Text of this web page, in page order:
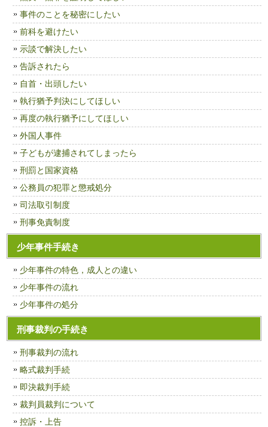
事件のことを秘密にしたい
前科を避けたい
示談で解決したい
告訴されたら
自首・出頭したい
執行猶予判決にしてほしい
再度の執行猶予にしてほしい
外国人事件
子どもが逮捕されてしまったら
刑罰と国家資格
公務員の犯罪と懲戒処分
司法取引制度
刑事免責制度
少年事件手続き
少年事件の特色，成人との違い
少年事件の流れ
少年事件の処分
刑事裁判の手続き
刑事裁判の流れ
略式裁判手続
即決裁判手続
裁判員裁判について
控訴・上告